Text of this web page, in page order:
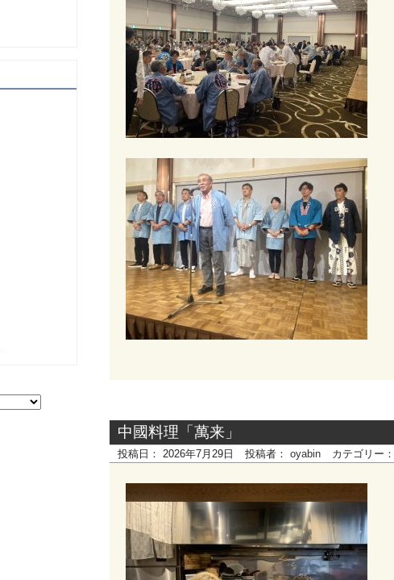
中國料理「萬来」
投稿日： 2026年7月29日 投稿者： oyabin カテゴリー：